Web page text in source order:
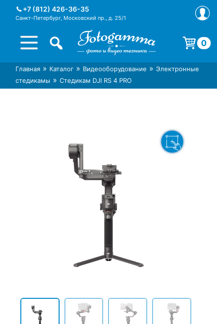
+7 (812) 426-36-35
Санкт-Петербург, Московский пр., д. 25/1
Интернет-магазин фототехники
Foto-Gamma в СПб
Магазин фотоаксессуаров foto-
gamma.ru
0
Корзина пуста.
Главная » Каталог » Видеооборудование » Электронные
стедикамы » Стедикам DJI RS 4 PRO